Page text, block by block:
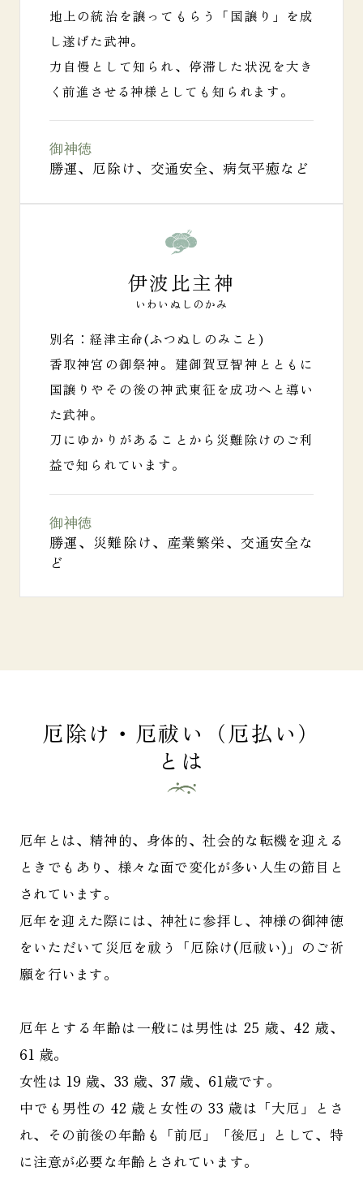
地上の統治を譲ってもらう「国譲り」を成
し遂げた武神。
力自慢として知られ、停滞した状況を大き
く前進させる神様としても知られます。
御神徳
勝運、厄除け、交通安全、病気平癒など
伊波比主神
いわいぬしのかみ
別名：経津主命(ふつぬしのみこと)
香取神宮の御祭神。建御賀豆智神とともに
国譲りや その後の神武東征を成功へと導い
た武神。
刀にゆかりがあることから災難除けのご利
益で知られています。
御神徳
勝運、災難除け、産業繁栄、交通安全な
ど
厄除け・厄祓い（厄払い）
とは
厄年とは、精神的、身体的、社会的な転機を迎える
ときでもあり、様々な面で変化が多い人生の節目と
されています。
厄年を迎えた際には、神社に参拝し、神様の御神徳
をいただいて災厄を祓う「厄除け(厄祓い)」のご祈
願を行います。
厄年とする年齢は一般には男性は 25 歳、42 歳、
61 歳。
女性は 19 歳、33 歳、37 歳、61歳です。
中でも男性の 42 歳と女性の 33 歳は「大厄」とさ
れ、その前後の年齢も「前厄」「後厄」として、特
に注意が必要な年齢とされています。